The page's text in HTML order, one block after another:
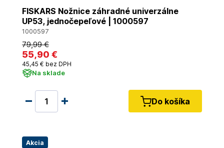
FISKARS Nožnice záhradné univerzálne
UP53, jednočepeľové | 1000597
1000597
79,99 €
55,90 €
45,45 € bez DPH
Na sklade
Do košíka
Akcia